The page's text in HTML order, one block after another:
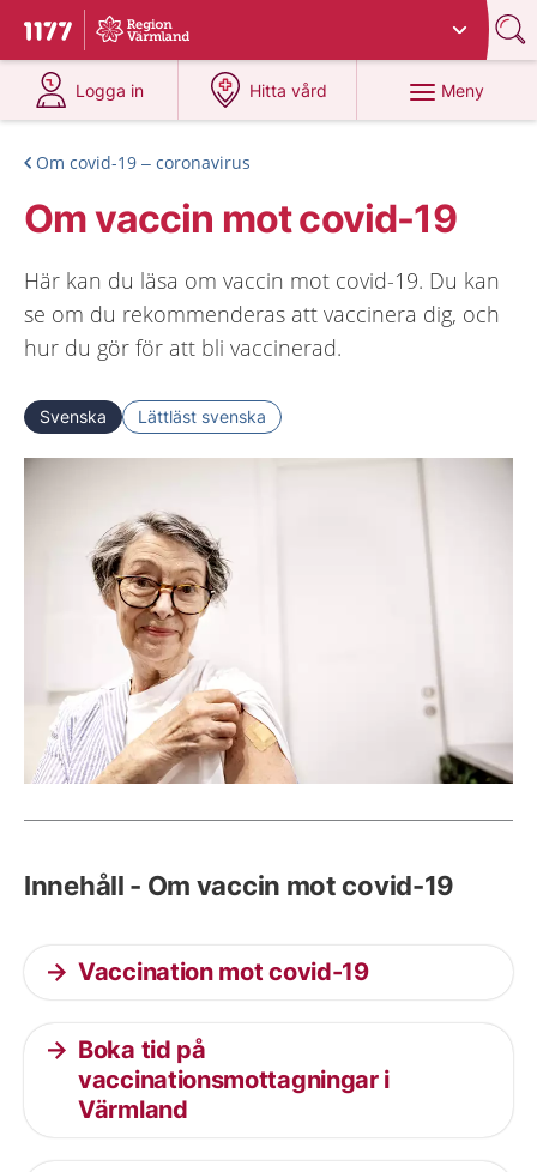
Till startsidan för 1177
Du har valt region
Logga in
på 1177.se
Hitta vård
på 1177.se
Meny
Om covid-19 – coronavirus
Om vaccin mot covid-19
Här kan du läsa om vaccin mot covid-19. Du kan
se om du rekommenderas att vaccinera dig, och
hur du gör för att bli vaccinerad.
Svenska Lättläst svenska
Innehåll - Om vaccin mot covid-19
Vaccination mot covid-19
Boka tid på
vaccinationsmottagningar i
Värmland